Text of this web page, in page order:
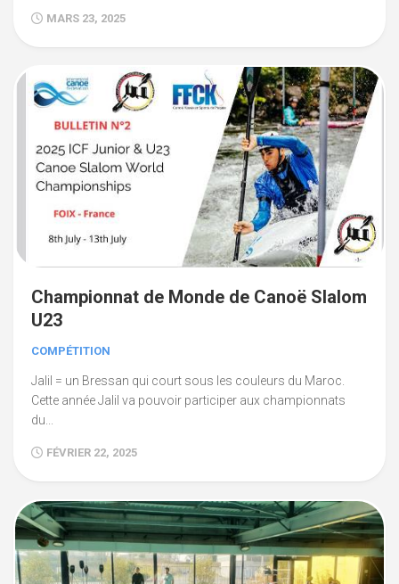
MARS 23, 2025
Championnat de Monde de Canoë Slalom
U23
COMPÉTITION
Jalil = un Bressan qui court sous les couleurs du Maroc.
Cette année Jalil va pouvoir participer aux championnats
du...
FÉVRIER 22, 2025